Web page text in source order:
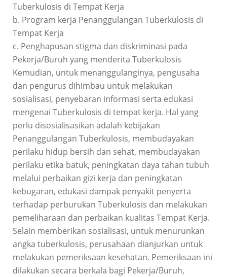
Tuberkulosis di Tempat Kerja
b. Program kerja Penanggulangan Tuberkulosis di
Tempat Kerja
c. Penghapusan stigma dan diskriminasi pada
Pekerja/Buruh yang menderita Tuberkulosis
Kemudian, untuk menanggulanginya, pengusaha
dan pengurus dihimbau untuk melakukan
sosialisasi, penyebaran informasi serta edukasi
mengenai Tuberkulosis di tempat kerja. Hal yang
perlu disosialisasikan adalah kebijakan
Penanggulangan Tuberkulosis, membudayakan
perilaku hidup bersih dan sehat, membudayakan
perilaku etika batuk, peningkatan daya tahan tubuh
melalui perbaikan gizi kerja dan peningkatan
kebugaran, edukasi dampak penyakit penyerta
terhadap perburukan Tuberkulosis dan melakukan
pemeliharaan dan perbaikan kualitas Tempat Kerja.
Selain memberikan sosialisasi, untuk menurunkan
angka tuberkulosis, perusahaan dianjurkan untuk
melakukan pemeriksaan kesehatan. Pemeriksaan ini
dilakukan secara berkala bagi Pekerja/Buruh,